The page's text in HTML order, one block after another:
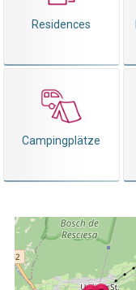
Residences
Campingplätze